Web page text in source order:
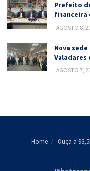
Prefeito
financeira
AGOSTO 8,
Nova
Valadares
AGOSTO 7,
Home Ouça a